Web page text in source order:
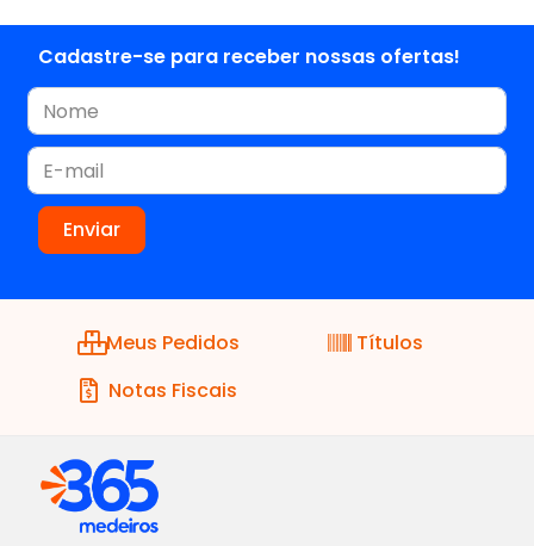
Cadastre-se para receber nossas ofertas!
Meus Pedidos
Títulos
Notas Fiscais